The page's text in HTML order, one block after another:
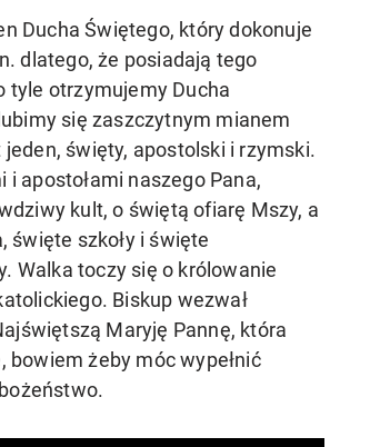
Ducha Świętego, który dokonuje
dlatego, że posiadają tego
tyle otrzymujemy Ducha
się zaszczytnym mianem
święty, apostolski i rzymski.
apostołami naszego Pana,
kult, o świętą ofiarę Mszy, a
święte szkoły i święte
Walka toczy się o królowanie
Biskup wezwał
Maryję Pannę, która
bowiem żeby móc wypełnić